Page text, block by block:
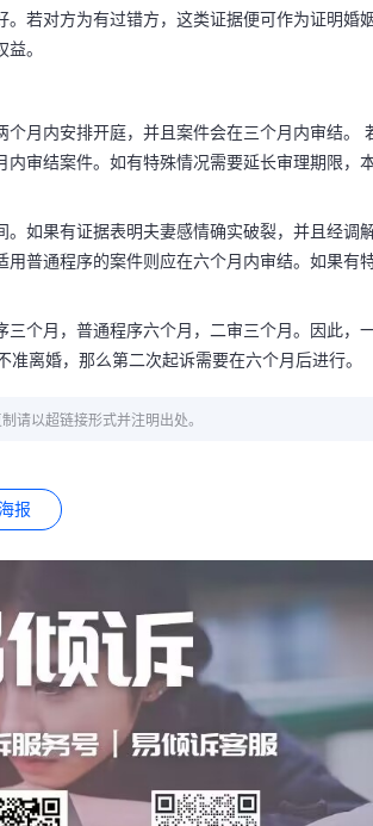
若对方为有过错方，这类证据便可作为证明婚
。
月内安排开庭，并且案件会在三个月内审结。
审结案件。如有特殊情况需要延长审理期限，
如果有证据表明夫妻感情确实破裂，并且经调
普通程序的案件则应在六个月内审结。如果有
个月，普通程序六个月，二审三个月。因此，
离婚，那么第二次起诉需要在六个月后进行。
请以超链接形式并注明出处。
报